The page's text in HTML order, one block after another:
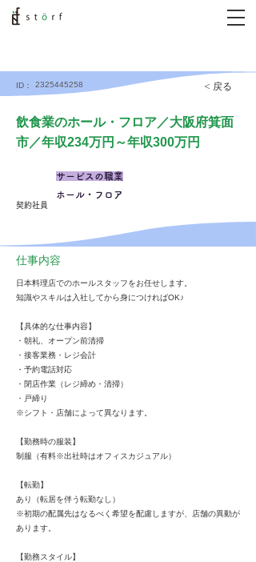
ID： 2325445258 < 戻る
飲食業のホール・フロア／大阪府箕面
市／年収234万円～年収300万円
契約社員
サービスの職業
ホール・フロア
仕事内容
日本料理店でのホールスタッフをお任せします。
知識やスキルは入社してから身につければOK♪
【具体的な仕事内容】
・朝礼、オープン前清掃
・接客業務・レジ会計
・予約電話対応
・閉店作業（レジ締め・清掃）
・戸締り
※シフト・店舗によって異なります。
【勤務時の服装】
制服（有料※出社時はオフィスカジュアル）
【転勤】
あり（転居を伴う転勤なし）
※初期の配属先はなるべく希望を配慮しますが、店舗の異動が
あります。
【勤務スタイル】